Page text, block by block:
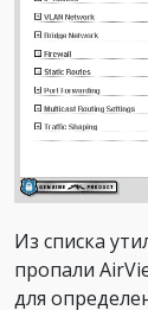
Из списка
пропали
для